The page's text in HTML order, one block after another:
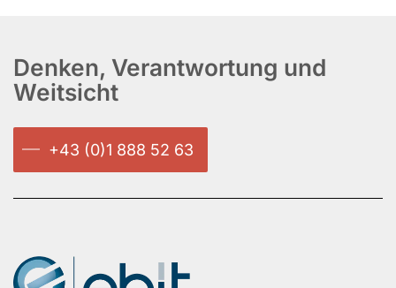
Denken, Verantwortung und
Weitsicht
+43 (0)1 888 52 63